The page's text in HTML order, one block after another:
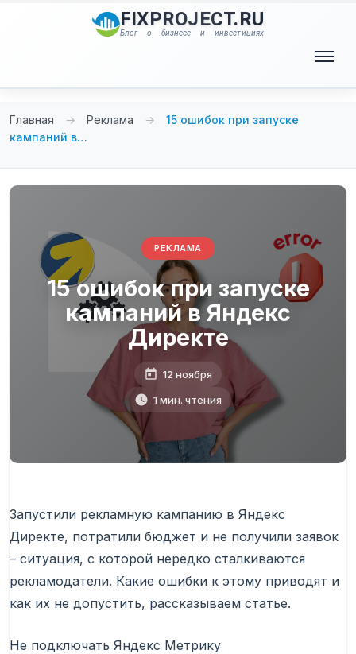
FIXPROJECT.RU
Блог о бизнесе и инвестициях
Главная → Реклама →
15 ошибок при запуске
кампаний в…
РЕКЛАМА
15 ошибок при запуске
кампаний в Яндекс
Директе
12 ноября
1 мин. чтения
Запустили рекламную кампанию в Яндекс
Директе, потратили бюджет и не получили заявок
– ситуация, с которой нередко сталкиваются
рекламодатели. Какие ошибки к этому приводят и
как их не допустить, рассказываем статье.
Не подключать Яндекс Метрику